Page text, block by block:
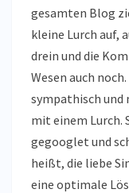
gesamten Blog
kleine Lurch auf,
drein und die
Wesen auch
sympathisch und
mit einem Lurch.
gegooglet und
heißt, die liebe
eine optimale